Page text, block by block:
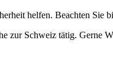
helfen. Beachten Sie
zur Schweiz tätig. Gerne